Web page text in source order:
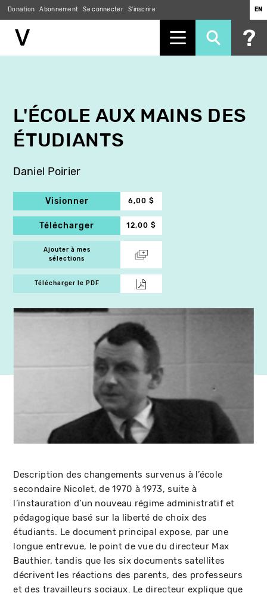
principal
Donation Abonnement Se connecter S'inscrire EN
L'ÉCOLE AUX MAINS DES
ÉTUDIANTS
Daniel Poirier
Visionner 6,00 $
Télécharger 12,00 $
Ajouter à mes
sélections
Télécharger le PDF
Description des changements survenus à l’école
secondaire Nicolet, de 1970 à 1973, suite à
l’instauration d’un nouveau régime administratif et
pédagogique basé sur la liberté de choix des
étudiants. Le document principal expose, par une
longue entrevue, le point de vue du directeur Max
Bauthier, tandis que les six documents satellites
décrivent les réactions des parents, des professeurs
et des travailleurs sociaux. Le directeur explique que